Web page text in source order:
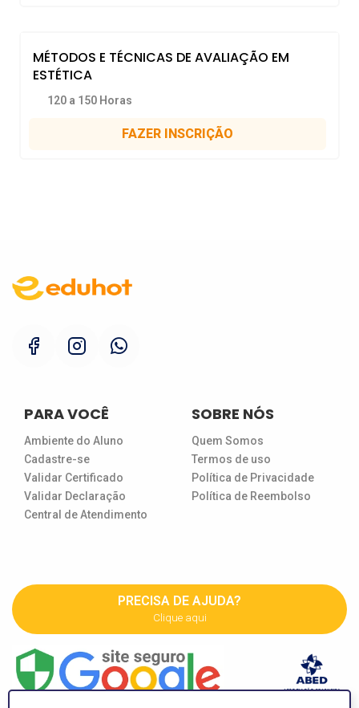
MÉTODOS E TÉCNICAS DE AVALIAÇÃO EM
ESTÉTICA
120 a 150 Horas
FAZER INSCRIÇÃO
PARA VOCÊ
Ambiente do Aluno
Cadastre-se
Validar Certificado
Validar Declaração
Central de Atendimento
SOBRE NÓS
Quem Somos
Termos de uso
Política de Privacidade
Política de Reembolso
PRECISA DE AJUDA?
Clique aqui